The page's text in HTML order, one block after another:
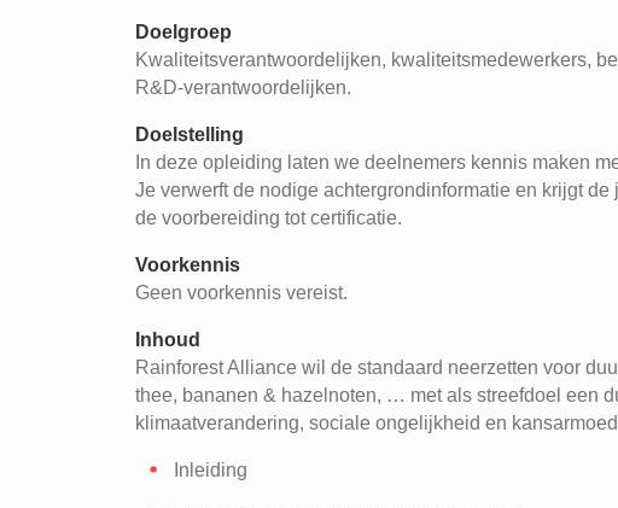
Doelgroep
Kwaliteitsverantwoordelijken, kwaliteitsmedewerkers,
R&D-verantwoordelijken.
Doelstelling
In deze opleiding laten we deelnemers kennis maken
Je verwerft de nodige achtergrondinformatie en krijgt
de voorbereiding tot certificatie.
Voorkennis
Geen voorkennis vereist.
Inhoud
Rainforest Alliance wil de standaard neerzetten voor
thee, bananen & hazelnoten, … met als streefdoel een
klimaatverandering, sociale ongelijkheid en
Inleiding